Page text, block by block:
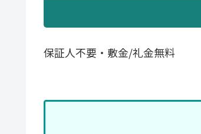
保証人不要・敷金/礼金無料